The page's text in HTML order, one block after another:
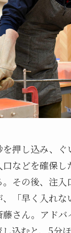
を押し込み、
などを確保し
その後、注入
「早く入れな
さん。アドバ